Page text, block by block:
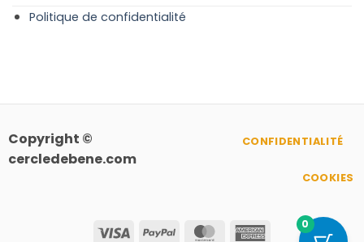
Politique de confidentialité
Copyright ©
cercledebene.com
Visa PayPal MasterCardAmerican
CONFIDENTIALITÉ
COOKIES
0